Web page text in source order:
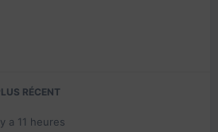
RÉCENT
a 11 heures